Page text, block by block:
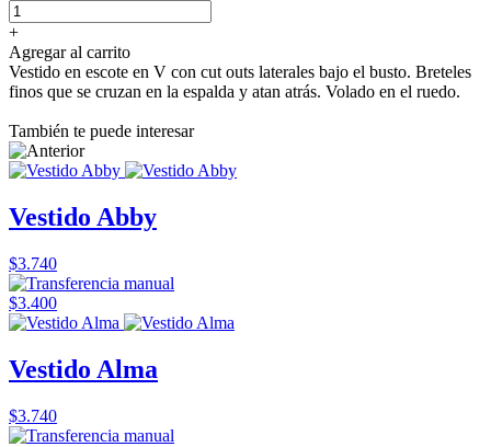
+
Agregar al carrito
Vestido en escote en V con cut outs laterales bajo el busto. Breteles
finos que se cruzan en la espalda y atan atrás. Volado en el ruedo.
También te puede interesar
Vestido Abby
$3.740
$3.400
Vestido Alma
$3.740